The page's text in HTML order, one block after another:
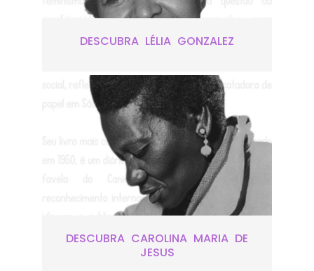
DESCUBRA LÉLIA GONZALEZ
DESCUBRA CAROLINA MARIA DE
JESUS